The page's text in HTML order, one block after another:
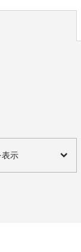
表示